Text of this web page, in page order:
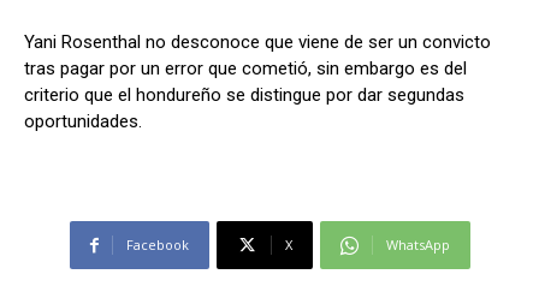
Síganos
Síganos
Yani Rosenthal no desconoce que viene de ser un convicto
tras pagar por un error que cometió, sin embargo es del
criterio que el hondureño se distingue por dar segundas
oportunidades.
Facebook X WhatsApp